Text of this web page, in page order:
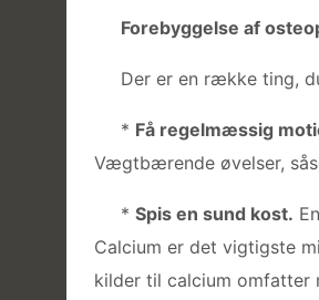
Forebyggelse af
Der er en række ting,
* Få regelmæssig
Vægtbærende øvelser,
* Spis en sund kost.
Calcium er det vigtigste
kilder til calcium omfatter